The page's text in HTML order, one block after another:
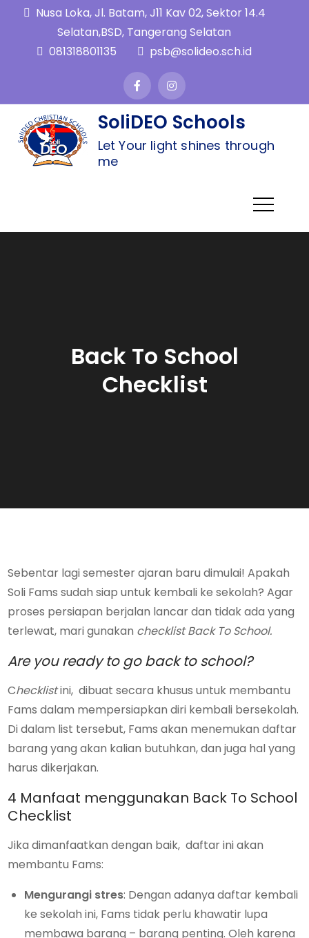
Nusa Loka, Jl. Batam, J11 Kav 02, Sektor 14.4
Selatan,BSD, Tangerang Selatan
081318801135
psb@solideo.sch.id
SoliDEO Schools
Let Your light shines through
me
Back To School
Checklist
Sebentar lagi semester ajaran baru dimulai! Apakah
Soli Fams sudah siap untuk kembali ke sekolah? Agar
proses persiapan berjalan lancar dan tidak ada yang
terlewat, mari gunakan checklist Back To School.
Are you ready to go back to school?
Checklistini, dibuat secara khusus untuk membantu
Fams dalam mempersiapkan diri kembali bersekolah.
Di dalam list tersebut, Fams akan menemukan daftar
barang yang akan kalian butuhkan, dan juga hal yang
harus dikerjakan.
4 Manfaat menggunakan Back To School
Checklist
Jika dimanfaatkan dengan baik, daftar ini akan
membantu Fams:
Mengurangi stres: Dengan adanya daftar kembali
ke sekolah ini, Fams tidak perlu khawatir lupa
membawa barang – barang penting. Oleh karena